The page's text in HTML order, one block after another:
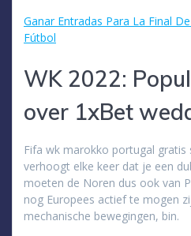
Ganar Entradas Para La Final
Fútbol
WK 2022:
over 1xBet
Fifa wk marokko portugal gratis
verhoogt elke keer dat je een
moeten de Noren dus ook van
nog Europees actief te mogen
mechanische bewegingen, bin.